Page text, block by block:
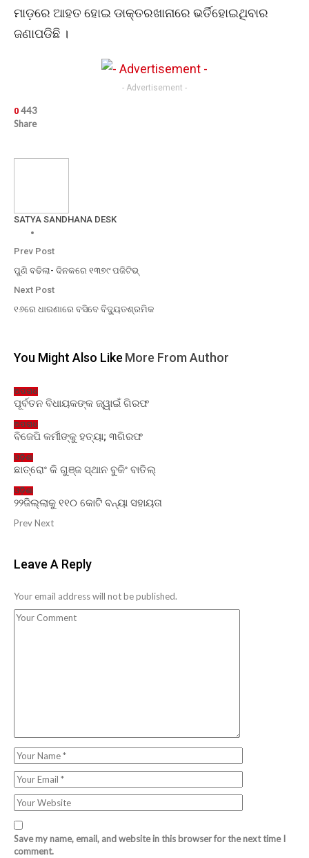
ମାଡ଼ରେ ଆହତ ହୋଇ ଡାକ୍ତରଖାନାରେ ଭର୍ତିହୋଇଥିବାର
ଜଣାପଡିଛି ।
- Advertisement -
0 443
Share
SATYA SANDHANA DESK
Prev Post
ପୁଣି ବଢିଲା- ଦିନକରେ ୧୩୭୯ ପଜିଟିଭ୍
Next Post
୧୬ରେ ଧାରଣାରେ ବସିବେ ବିଦ୍ୟୁତଶ୍ରମିକ
You Might Also Like More From Author
ଅପରାଧ
ପୂର୍ବତନ ବିଧାୟକଙ୍କ ଜ୍ୱାଇଁ ଗିରଫ
ଅପରାଧ
ବିଜେପି କର୍ମୀଙ୍କୁ ହତ୍ୟା; ୩ଗିରଫ
ଓଡ଼ିଶା
ଛାତ୍ରୋଂ କି ଗୁଞ୍ଜ ସ୍ଥାନ ବୁକିଂ ବାତିଲ୍
ଓଡ଼ିଶା
୨୨ଜିଲ୍ଲାକୁ ୧୧୦ କୋଟି ବନ୍ୟା ସହାୟତା
PrevNext
Leave A Reply
Your email address will not be published.
Save my name, email, and website in this browser for the next time I
comment.